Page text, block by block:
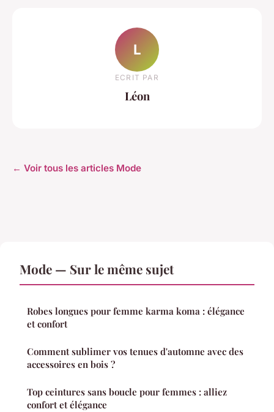
L
ECRIT PAR
Léon
← Voir tous les articles Mode
Mode — Sur le même sujet
Robes longues pour femme karma koma : élégance
et confort
Comment sublimer vos tenues d'automne avec des
accessoires en bois ?
Top ceintures sans boucle pour femmes : alliez
confort et élégance